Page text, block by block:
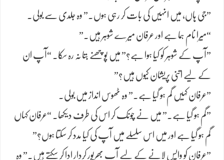
​”جی ہاں، میں انہیں کی بات کر رہی ہوں۔” وہ جلدی سے بولی۔
“میرا نام ہما ہے اور عرفان میرے شوہر ہیں۔”
​”آپ کے شوہر کو کیا ہوا ہے؟” میں پوچھنے بتا نہ رہ سکا۔ “آپ ان
کے لیے اتنی پریشان کیوں ہیں؟”
​”عرفان کہیں گم ہو گیا ہے۔” وہ ٹھوس انداز میں بولی۔
​”گم ہو گیا ہے.” میں نے چونک کر اس کی طرف دیکھا۔ “عرفان کہاں
گم ہو گیا ہے اور میں اس سلسلے میں آپ کی کیا مدد کر سکتا ہوں؟”
​”عرفان کو واپس لانے کے لیے آپ بھرپور کردار ادا کر سکتے ہیں۔” وہ